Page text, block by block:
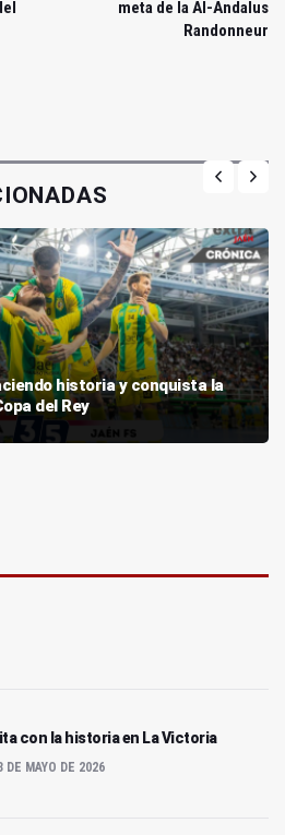
meta de la Al-Andalus
Randonneur
historia y conquista la
del Rey
con la historia en La Victoria
DE MAYO DE 2026